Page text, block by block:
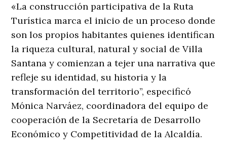
«La construcción participativa de la Ruta
Turística marca el inicio de un proceso donde
son los propios habitantes quienes identifican
la riqueza cultural, natural y social de Villa
Santana y comienzan a tejer una narrativa que
refleje su identidad, su historia y la
transformación del territorio”, especificó
Mónica Narváez, coordinadora del equipo de
cooperación de la Secretaría de Desarrollo
Económico y Competitividad de la Alcaldía.